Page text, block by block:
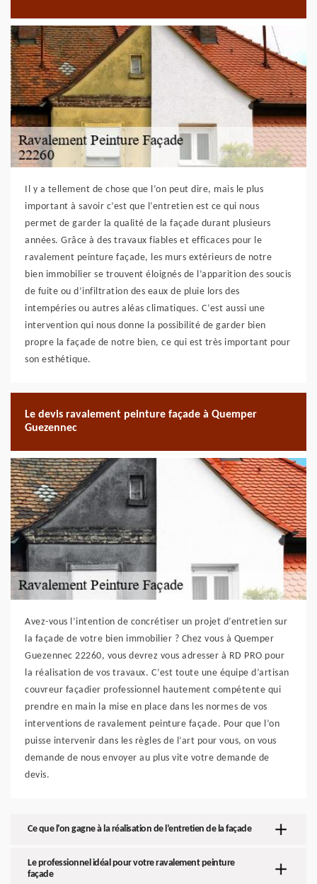
Il y a tellement de chose que l’on peut dire, mais le plus
important à savoir c’est que l’entretien est ce qui nous
permet de garder la qualité de la façade durant plusieurs
années. Grâce à des travaux fiables et efficaces pour le
ravalement peinture façade, les murs extérieurs de notre
bien immobilier se trouvent éloignés de l’apparition des soucis
de fuite ou d’infiltration des eaux de pluie lors des
intempéries ou autres aléas climatiques. C’est aussi une
intervention qui nous donne la possibilité de garder bien
propre la façade de notre bien, ce qui est très important pour
son esthétique.
Le devis ravalement peinture façade à Quemper
Guezennec
Avez-vous l’intention de concrétiser un projet d’entretien sur
la façade de votre bien immobilier ? Chez vous à Quemper
Guezennec 22260, vous devrez vous adresser à RD PRO pour
la réalisation de vos travaux. C’est toute une équipe d’artisan
couvreur façadier professionnel hautement compétente qui
prendre en main la mise en place dans les normes de vos
interventions de ravalement peinture façade. Pour que l’on
puisse intervenir dans les règles de l’art pour vous, on vous
demande de nous envoyer au plus vite votre demande de
devis.
Ce que l’on gagne à la réalisation de l’entretien de la façade
Le professionnel idéal pour votre ravalement peinture
façade